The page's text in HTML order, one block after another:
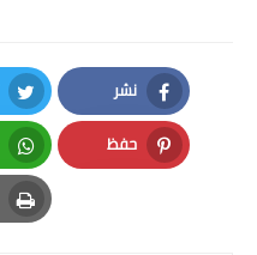
نشر
Facebook
حفظ
Pinterest